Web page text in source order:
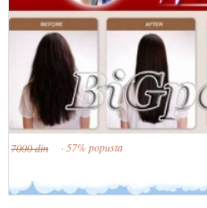
7000 din · 57% popusta